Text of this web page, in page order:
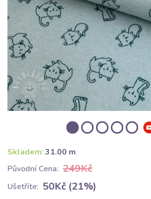
Skladem:31.00 m
Původní Cena: 249Kč
Ušetříte: 50Kč (21%)